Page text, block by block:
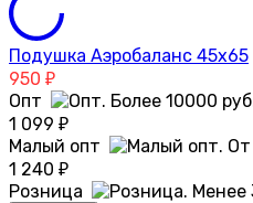
Подушка Аэробаланс 45х65
950 ₽
Опт
1 099 ₽
Малый опт
1 240 ₽
Розница